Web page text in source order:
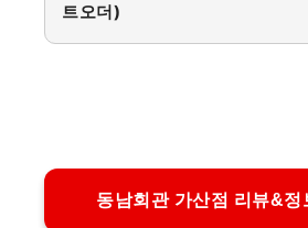
트오더)
동남회관 가산점 리뷰&정